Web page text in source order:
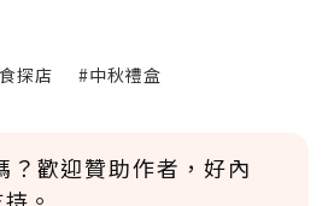
探店 #中秋禮盒
？歡迎贊助作者，好內